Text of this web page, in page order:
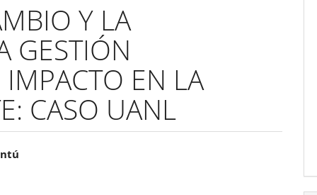
Y LA
GESTIÓN
IMPACTO EN LA
CASO UANL